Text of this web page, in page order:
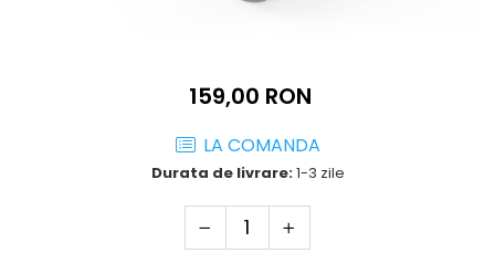
159,00 RON
LA COMANDA
Durata de livrare:1-3 zile